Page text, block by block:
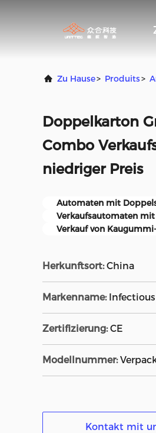
Zu Hause> Produits>
Doppelkarton
Combo
niedriger Preis
Automaten mit
Verkaufsautomaten
Verkauf von
Herkunftsort: China
Markenname: Infectious
Zertifizierung: CE
Modellnummer:
Kontakt mit